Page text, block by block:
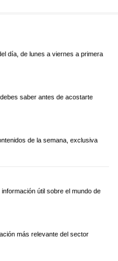
día, de lunes a viernes a primera
saber antes de acostarte
de la semana, exclusiva
útil sobre el mundo de
más relevante del sector